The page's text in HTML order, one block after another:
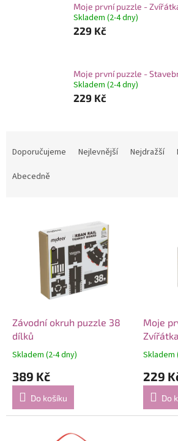
Moje první puzzle -
Skladem (2-4 dny)
229 Kč
Moje první puzzle -
Skladem (2-4 dny)
229 Kč
Doporučujeme Nejlevnější Nejdražší
Abecedně
Závodní okruh puzzle 38
dílků
Skladem (2-4 dny)
389 Kč
Do košíku
Moje
Skladem
229
Do